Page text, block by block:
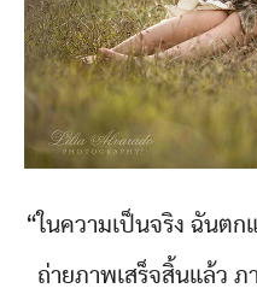
“ในความเป็นจริง ฉันต
ถ่ายภาพเสร็จสิ้นแล้ว